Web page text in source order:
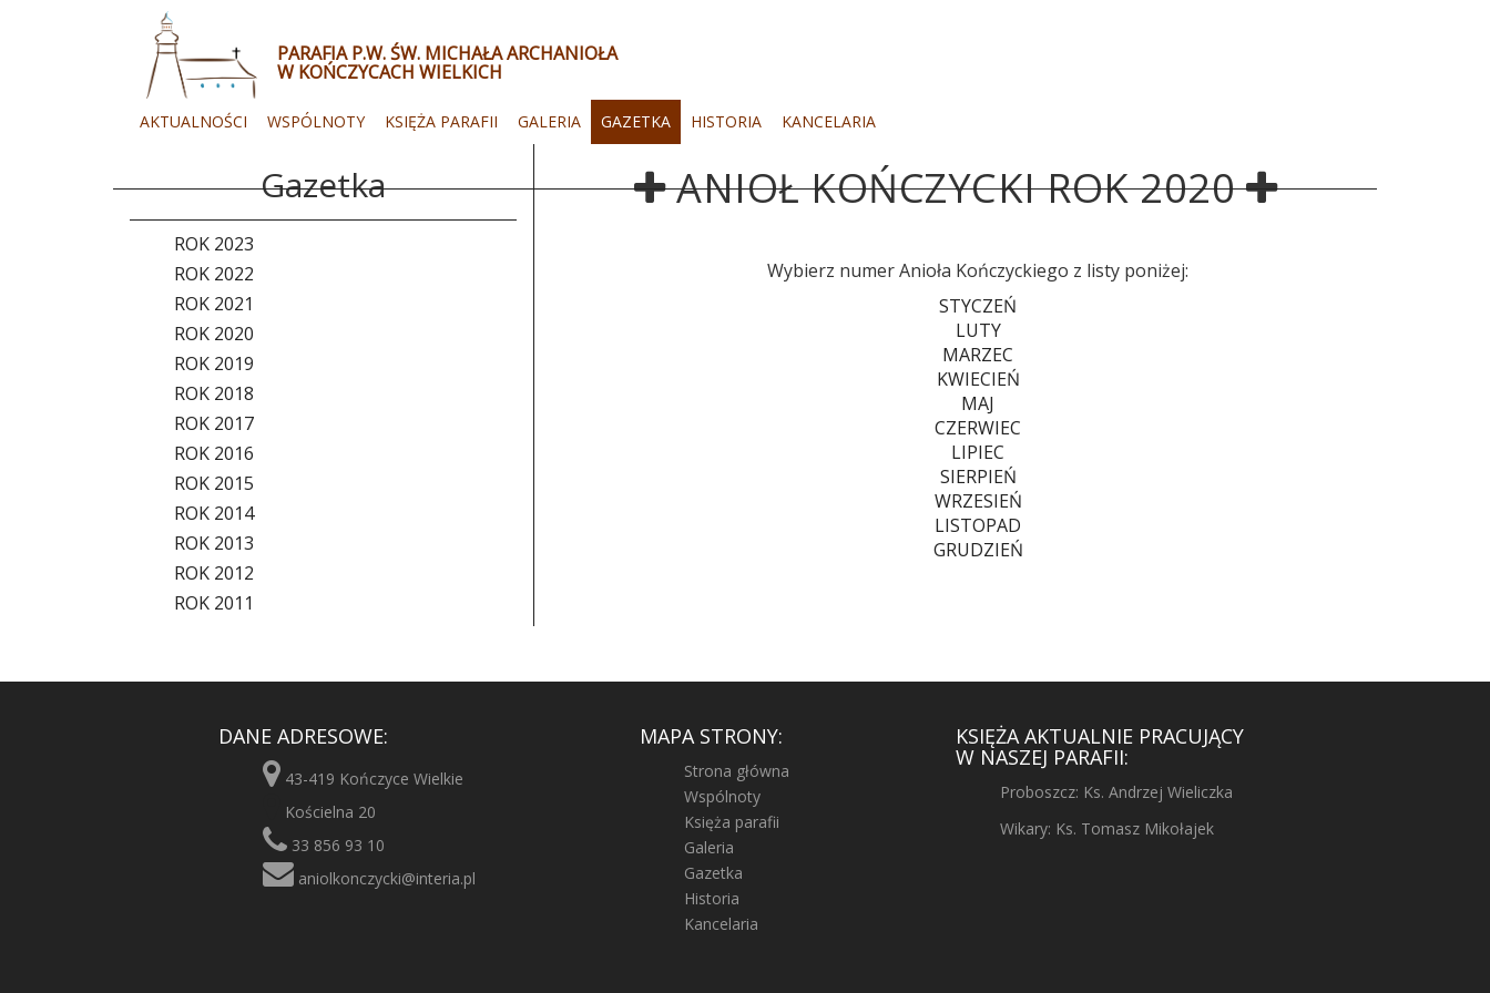
PARAFIA P.W. ŚW. MICHAŁA ARCHANIOŁA
W KOŃCZYCACH WIELKICH
WSPÓLNOTY KSIĘŻA PARAFII GALERIA GAZETKA HISTORIA KANCELARIA
AKTUALNOŚCI
ANIOŁ KOŃCZYCKI ROK 2020
Wybierz numer Anioła Kończyckiego z listy poniżej:
STYCZEŃ
LUTY
MARZEC
KWIECIEŃ
MAJ
CZERWIEC
LIPIEC
SIERPIEŃ
WRZESIEŃ
LISTOPAD
GRUDZIEŃ
Gazetka
ROK 2023
ROK 2022
ROK 2021
ROK 2020
ROK 2019
ROK 2018
ROK 2017
ROK 2016
ROK 2015
ROK 2014
ROK 2013
ROK 2012
ROK 2011
DANE ADRESOWE:
43-419 Kończyce Wielkie
Kościelna 20
33 856 93 10
aniolkonczycki@interia.pl
MAPA STRONY:
Strona główna
Wspólnoty
Księża parafii
Galeria
Gazetka
Historia
Kancelaria
KSIĘŻA AKTUALNIE PRACUJĄCY
W NASZEJ PARAFII:
Proboszcz: Ks. Andrzej Wieliczka
Wikary: Ks. Tomasz Mikołajek